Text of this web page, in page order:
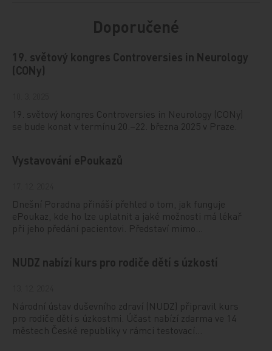
Doporučené
19. světový kongres Controversies in Neurology
(CONy)
19. světový kongres Controversies in Neurology (CONy)
se bude konat v termínu 20.–22. března 2025 v Praze.
Vystavování ePoukazů
Dnešní Poradna přináší přehled o tom, jak funguje
ePoukaz, kde ho lze uplatnit a jaké možnosti má lékař
při jeho předání pacientovi. Představí mimo…
NUDZ nabízí kurs pro rodiče dětí s úzkostí
Národní ústav duševního zdraví (NUDZ) připravil kurs
pro rodiče dětí s úzkostmi. Účast nabízí zdarma ve 14
městech České republiky v rámci testovací…